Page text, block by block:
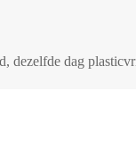
dezelfde dag